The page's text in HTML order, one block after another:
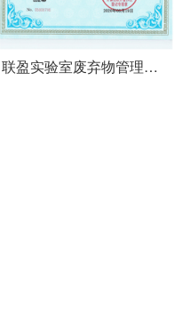
联盈实验室废弃物管理平